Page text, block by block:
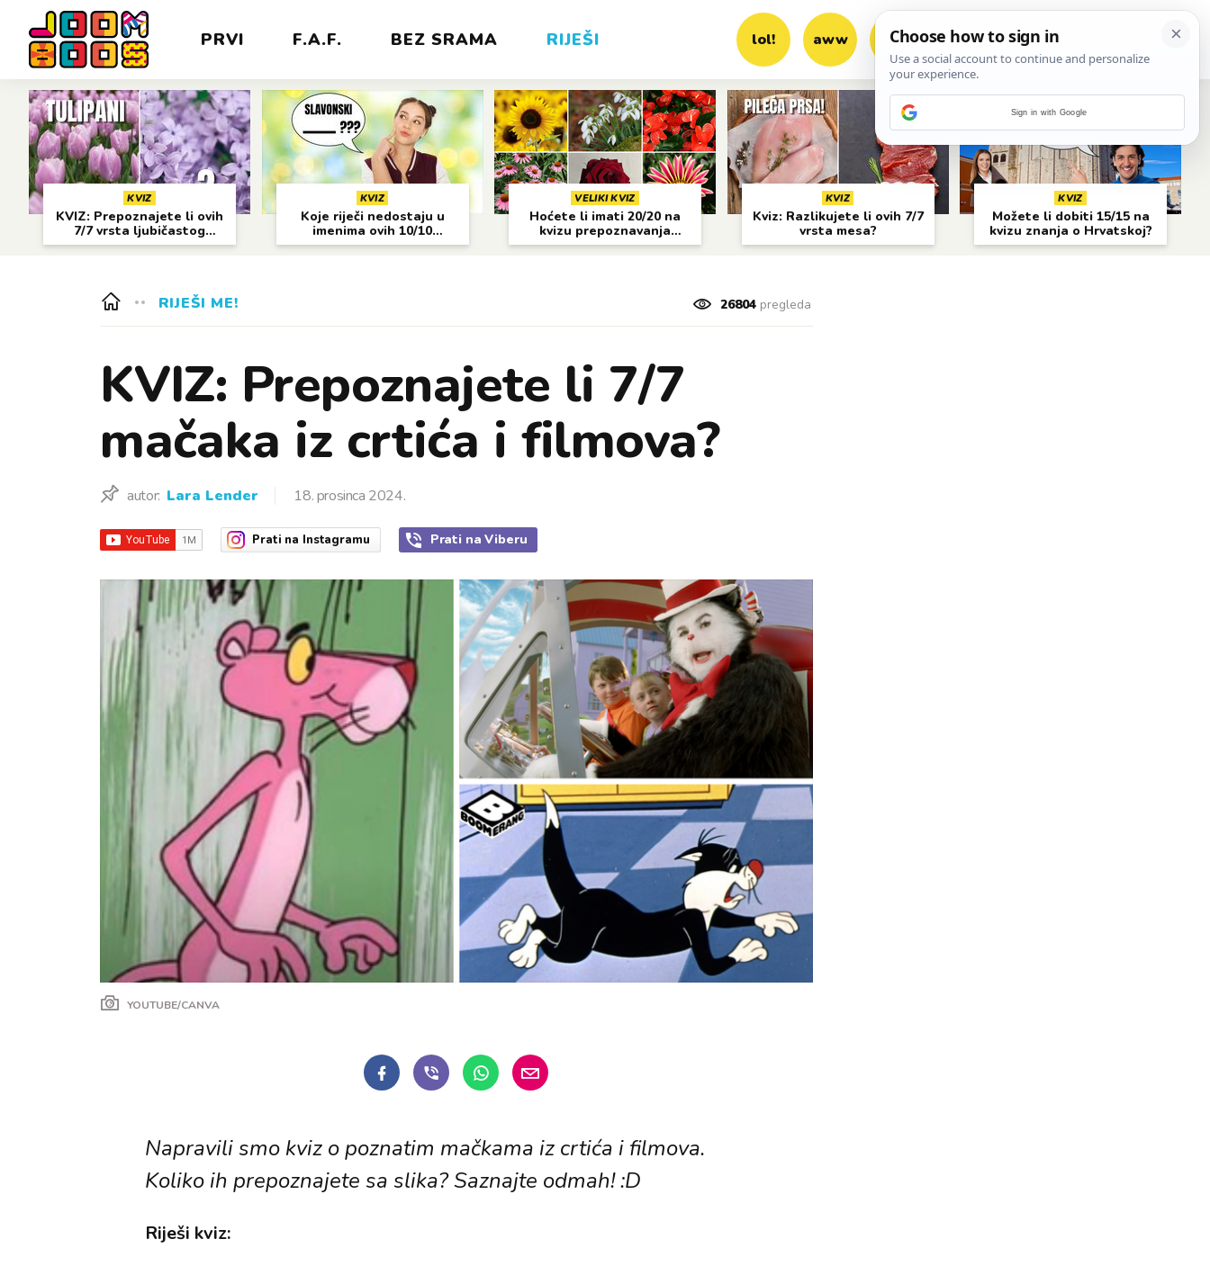
PRVI F.A.F. BEZ SRAMA RIJEŠI lol! aww vrh! woot?!
KVIZ
KVIZ: Prepoznajete li ovih
7/7 vrsta ljubičastog
cvijeća?
KVIZ
Koje riječi nedostaju u
imenima ovih 10/10
gradova?
VELIKI KVIZ
Hoćete li imati 20/20 na
kvizu prepoznavanja
cvijeća?
KVIZ
Kviz: Razlikujete li ovih 7/7
vrsta mesa?
KVIZ
Možete li dobiti 15/15 na
kvizu znanja o Hrvatskoj?
RIJEŠI ME! 26804pregleda
KVIZ: Prepoznajete li 7/7
mačaka iz crtića i filmova?
autor: Lara Lender 18. prosinca 2024.
Prati na Instagramu Prati na Viberu
YOUTUBE/CANVA
Napravili smo kviz o poznatim mačkama iz crtića i filmova.
Koliko ih prepoznajete sa slika? Saznajte odmah! :D
Riješi kviz:
Sign in with Google